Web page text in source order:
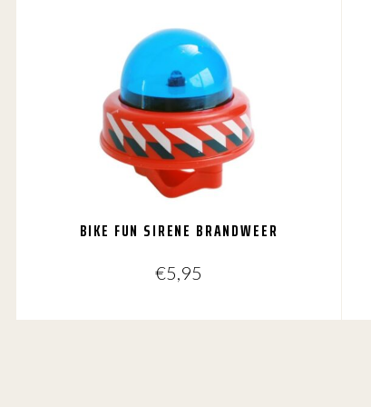
BIKE FUN SIRENE BRANDWEER
€5,95